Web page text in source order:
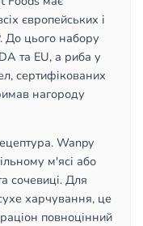
європейських і
До цього набору
та EU, а риба у
сертифікованих
нагороду
Wanpy
м'ясі або
сочевиці. Для
харчування, це
повноцінний